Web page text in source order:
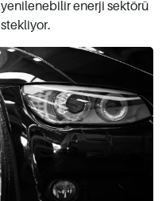
yenilenebilir enerji sektörü